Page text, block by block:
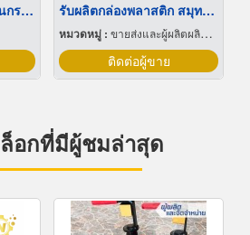
รับกั้นห้องกระจก เปลี่ยนกระจกแตก กรุงเทพ รับผลิตกล่องพลาสติก สมุทรสาคร
หมวดหมู่ : ขายส่งและผู้ผลิตผลิตภัณฑ์พิเศษพลาสติก
ติดต่อผู้ขาย
อกที่มีผู้ชมล่าสุด